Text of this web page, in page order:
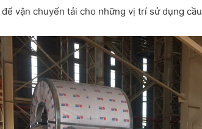
vận chuyển tải cho những vị trí sử dụng